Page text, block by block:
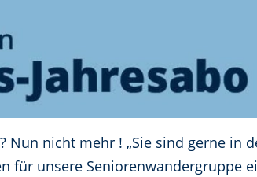
Nun nicht mehr ! „Sie sind gerne
für unsere Seniorenwandergruppe